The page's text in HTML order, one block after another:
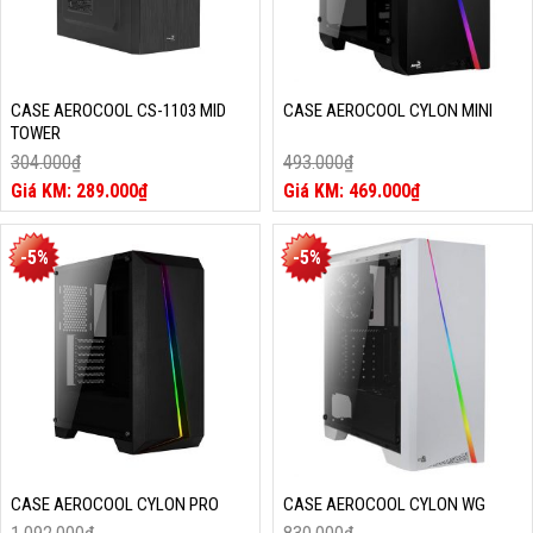
CASE AEROCOOL CS-1103 MID
TOWER
304.000₫
Giá
gốc
là:
304.000₫.
289.000₫
Giá
hiện
tại
là:
289.000₫.
CASE AEROCOOL CYLON MINI
493.000₫
Giá
gốc
là:
493.000₫.
469.000₫
Giá
hiện
tại
là:
469.000₫.
-5%
CASE AEROCOOL CYLON PRO
-5%
CASE AEROCOOL CYLON WG